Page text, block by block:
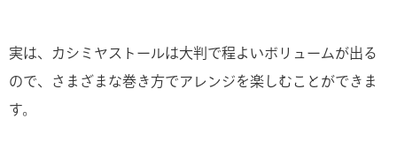
実は、カシミヤストールは大判で程よいボリュームが出る
ので、さまざまな巻き方でアレンジを楽しむことができま
す。